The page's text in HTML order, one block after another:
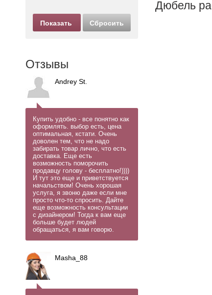
Отзывы
Andrey St.
Купить удобно - все понятно как
оформлять. выбор есть, цена
оптимальная, кстати. Очень
доволен тем, что не надо
забирать товар лично, что есть
доставка. Еще есть
возможность поморочить
продавцу голову - бесплатно!))))
И тут это еще и приветствуется
начальством! Очень хорошая
услуга, я звоню даже если мне
просто что-то спросить. Дайте
еще возможность консультации
с дизайнером! Тогда к вам еще
больше будет людей
обращаться, я вам говорю.
Masha_88
Дюбель